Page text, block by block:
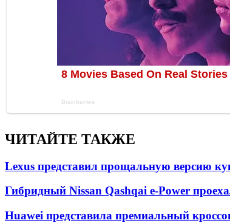
ЧИТАЙТЕ ТАКЖЕ
Lexus представил прощальную версию
Гибридный Nissan Qashqai e-Power
Huawei представила премиальный